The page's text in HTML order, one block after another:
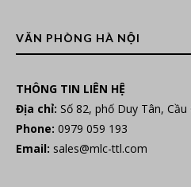
VĂN PHÒNG HÀ NỘI
THÔNG TIN LIÊN HỆ
Địa chỉ: Số 82, phố Duy Tân, Cầu
Phone: 0979 059 193
Email: sales@mlc-ttl.com